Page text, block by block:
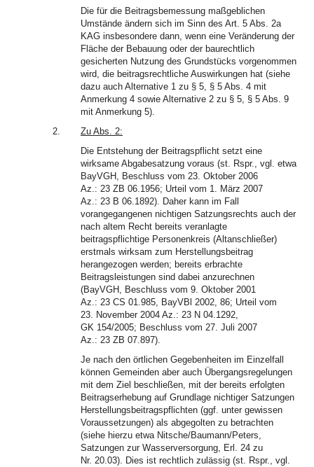
Die für die Beitragsbemessung maßgeblichen
Umstände ändern sich im Sinn des Art. 5 Abs. 2a
KAG insbesondere dann, wenn eine Veränderung der
Fläche der Bebauung oder der baurechtlich
gesicherten Nutzung des Grundstücks vorgenommen
wird, die beitragsrechtliche Auswirkungen hat (siehe
dazu auch Alternative 1 zu § 5, § 5 Abs. 4 mit
Anmerkung 4 sowie Alternative 2 zu § 5, § 5 Abs. 9
mit Anmerkung 5).
2.
Zu Abs. 2:
Die Entstehung der Beitragspflicht setzt eine
wirksame Abgabesatzung voraus (st. Rspr., vgl. etwa
BayVGH, Beschluss vom 23. Oktober 2006
Az.: 23 ZB 06.1956; Urteil vom 1. März 2007
Az.: 23 B 06.1892). Daher kann im Fall
vorangegangenen nichtigen Satzungsrechts auch der
nach altem Recht bereits veranlagte
beitragspflichtige Personenkreis (Altanschließer)
erstmals wirksam zum Herstellungsbeitrag
herangezogen werden; bereits erbrachte
Beitragsleistungen sind dabei anzurechnen
(BayVGH, Beschluss vom 9. Oktober 2001
Az.: 23 CS 01.985, BayVBl 2002, 86; Urteil vom
23. November 2004 Az.: 23 N 04.1292,
GK 154/2005; Beschluss vom 27. Juli 2007
Az.: 23 ZB 07.897).
Je nach den örtlichen Gegebenheiten im Einzelfall
können Gemeinden aber auch Übergangsregelungen
mit dem Ziel beschließen, mit der bereits erfolgten
Beitragserhebung auf Grundlage nichtiger Satzungen
Herstellungsbeitragspflichten (ggf. unter gewissen
Voraussetzungen) als abgegolten zu betrachten
(siehe hierzu etwa Nitsche/Baumann/Peters,
Satzungen zur Wasserversorgung, Erl. 24 zu
Nr. 20.03). Dies ist rechtlich zulässig (st. Rspr., vgl.